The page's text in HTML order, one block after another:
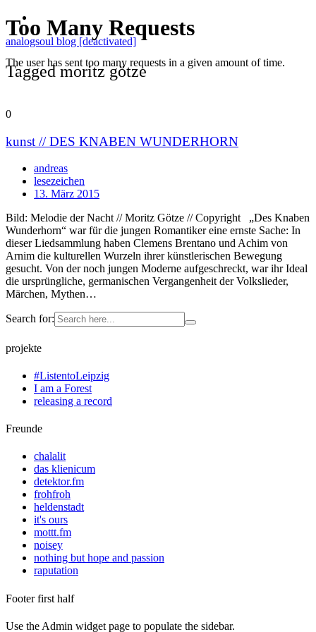
analogsoul blog [deactivated]
Tagged moritz götze
0
kunst // DES KNABEN WUNDERHORN
andreas
lesezeichen
13. März 2015
Bild: Melodie der Nacht // Moritz Götze // Copyright „Des Knaben
Wunderhorn“ war für die jungen Romantiker eine ernste Sache: In
dieser Liedsammlung haben Clemens Brentano und Achim von
Arnim die kulturellen Wurzeln ihrer künstlerischen Bewegung
gesucht. Von der noch jungen Moderne aufgeschreckt, war ihr Ideal
die ursprüngliche, germanischen Vergangenheit der Volkslieder,
Märchen, Mythen…
Search for:
projekte
#ListentoLeipzig
I am a Forest
releasing a record
Freunde
chalalit
das klienicum
detektor.fm
frohfroh
heldenstadt
it's ours
mottt.fm
noisey
nothing but hope and passion
raputation
Footer first half
Use the Admin widget page to populate the sidebar.